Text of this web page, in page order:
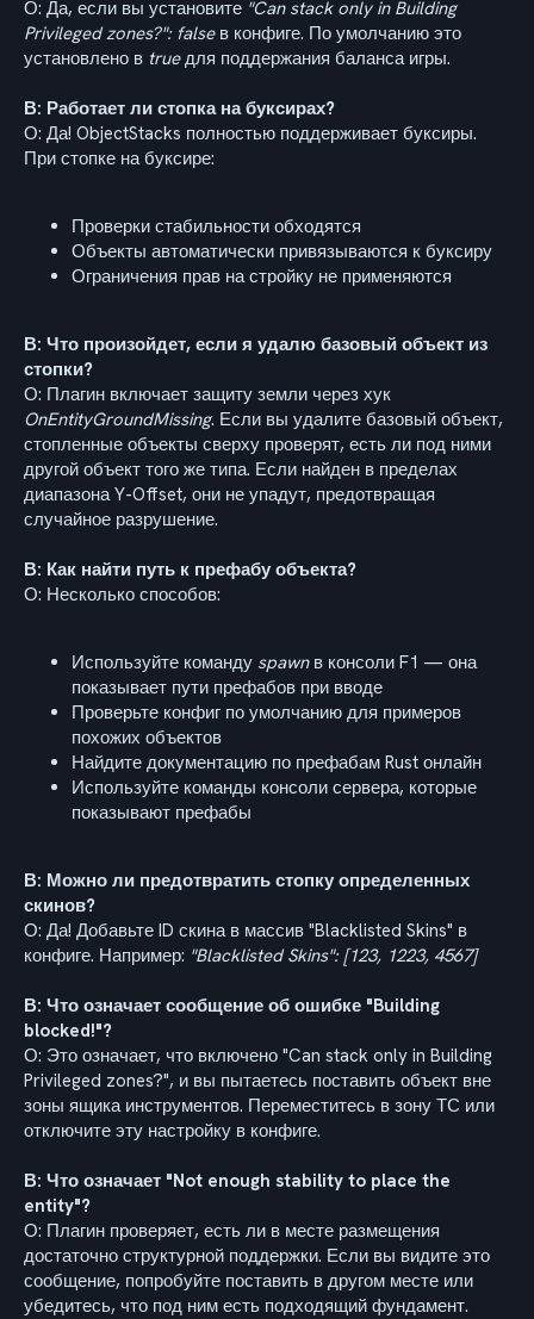
О: Да, если вы установите "Can stack only in Building
Privileged zones?": falseв конфиге. По умолчанию это
установлено в trueдля поддержания баланса игры.
В: Работает ли стопка на буксирах?
О: Да! ObjectStacks полностью поддерживает буксиры.
При стопке на буксире:
Проверки стабильности обходятся
Объекты автоматически привязываются к буксиру
Ограничения прав на стройку не применяются
В: Что произойдет, если я удалю базовый объект из
стопки?
О: Плагин включает защиту земли через хук
OnEntityGroundMissing. Если вы удалите базовый объект,
стопленные объекты сверху проверят, есть ли под ними
другой объект того же типа. Если найден в пределах
диапазона Y-Offset, они не упадут, предотвращая
случайное разрушение.
В: Как найти путь к префабу объекта?
О: Несколько способов:
Используйте команду spawnв консоли F1 — она
показывает пути префабов при вводе
Проверьте конфиг по умолчанию для примеров
похожих объектов
Найдите документацию по префабам Rust онлайн
Используйте команды консоли сервера, которые
показывают префабы
В: Можно ли предотвратить стопку определенных
скинов?
О: Да! Добавьте ID скина в массив "Blacklisted Skins" в
конфиге. Например: "Blacklisted Skins": [123, 1223, 4567]
В: Что означает сообщение об ошибке "Building
blocked!"?
О: Это означает, что включено "Can stack only in Building
Privileged zones?", и вы пытаетесь поставить объект вне
зоны ящика инструментов. Переместитесь в зону ТС или
отключите эту настройку в конфиге.
В: Что означает "Not enough stability to place the
entity"?
О: Плагин проверяет, есть ли в месте размещения
достаточно структурной поддержки. Если вы видите это
сообщение, попробуйте поставить в другом месте или
убедитесь, что под ним есть подходящий фундамент.